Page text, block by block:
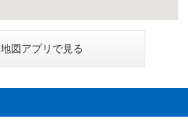
地図アプリで見る